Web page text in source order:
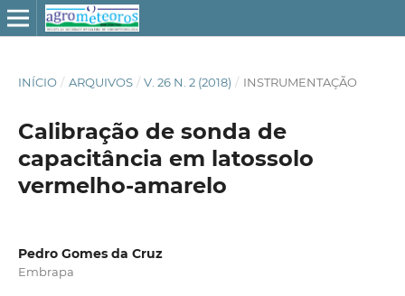
INÍCIO / ARQUIVOS / V. 26 N. 2 (2018) / INSTRUMENTAÇÃO
Calibração de sonda de
capacitância em latossolo
vermelho-amarelo
Pedro Gomes da Cruz
Embrapa